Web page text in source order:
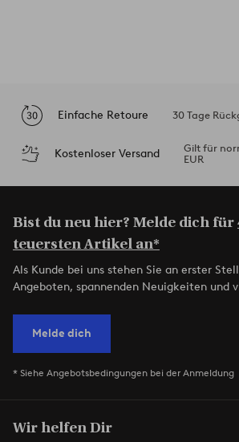
Einfache Retoure 30 Tage
Kostenloser Versand
Gilt für
EUR
Bist du neu hier? Melde dich für
teuersten Artikel an*
Als Kunde bei uns stehen Sie an erster
Angeboten, spannenden Neuigkeiten und
Melde dich
* Siehe Angebotsbedingungen bei der Anmeldung
Wir helfen Dir